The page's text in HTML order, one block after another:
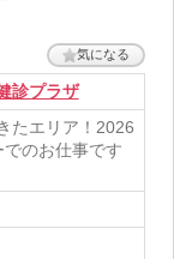
気になる
診プラザ
たエリア！2026
のお仕事です